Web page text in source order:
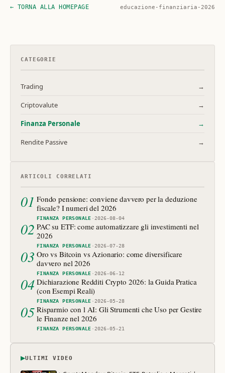
← TORNA ALLA HOMEPAGE educazione-finanziaria-2026
CATEGORIE
Trading →
Criptovalute →
Finanza Personale →
Rendite Passive →
ARTICOLI CORRELATI
01 Fondo pensione: conviene davvero per la deduzione
fiscale? I numeri del 2026
FINANZA PERSONALE ·2026-08-04
02 PAC su ETF: come automatizzare gli investimenti nel
2026
FINANZA PERSONALE ·2026-07-28
03 Oro vs Bitcoin vs Azionario: come diversificare
davvero nel 2026
FINANZA PERSONALE ·2026-06-12
04 Dichiarazione Redditi Crypto 2026: la Guida Pratica
(con Esempi Reali)
FINANZA PERSONALE ·2026-05-28
05 Risparmio con l AI: Gli Strumenti che Uso per Gestire
le Finanze nel 2026
FINANZA PERSONALE ·2026-05-21
▶ULTIMI VIDEO